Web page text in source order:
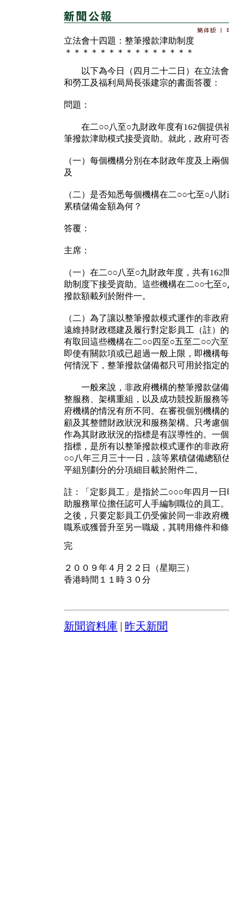
立法會十四題：整筆撥款津助制度
＊＊＊＊＊＊＊＊＊＊＊＊＊＊＊
以下為今日（四月二十二日）在立法會
和勞工及福利局局長張建宗的書面答覆：
問題：
在二○○八至○九財政年度有162個提供
筆撥款津助模式接受資助。就此，政府可
（一）每個機構分別在本財政年度及上兩
及
（二）是否知悉每個機構在二○○七至○八
累積儲備金額為何？
答覆：
主席：
（一）在二○○八至○九財政年度，共有
助制度下接受資助。這些機構在二○○七至
撥款額載列於附件一。
（二）為了讓以整筆撥款模式運作的非政
遠維持財政穩建及履行對定影員工（註）
有取回這些機構在二○○四至○五至二○○六
即使有關款項或已超過一般上限，即機構
何情況下，整筆撥款儲備都只可用於指定
一般來說，非政府機構的整筆撥款儲備
整服務、架構重組，以及成功競投新服務
府機構的情況有所不同。在審視個別機構
顧及其整體財政狀況和服務架構。只考慮
作為其財政狀況的指標是有誤導性的。一
指標，是所有以整筆撥款模式運作的非政
○○八年三月三十一日，該等累積儲備總額
平組別劃分的分項細目載於附件二。
註：「定影員工」是指於二○○○年四月一
助服務單位擔任認可人手編制職位的員工
之後，只要定影員工仍受僱於同一非政府
職系或獲晉升至另一職級，其聘用條件和
完
２００９年４月２２日（星期三）
香港時間１１時３０分
新聞資料庫 昨天新聞